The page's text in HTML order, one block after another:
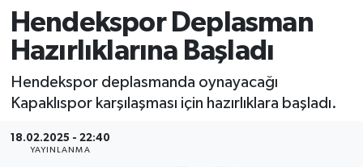
Hendekspor Deplasman
Hazırlıklarına Başladı
Hendekspor deplasmanda oynayacağı
Kapaklıspor karşılaşması için hazırlıklara başladı.
18.02.2025 - 22:40
YAYINLANMA
Tüm Manşetler
Son Dakika Haberleri
Haber Arşivi